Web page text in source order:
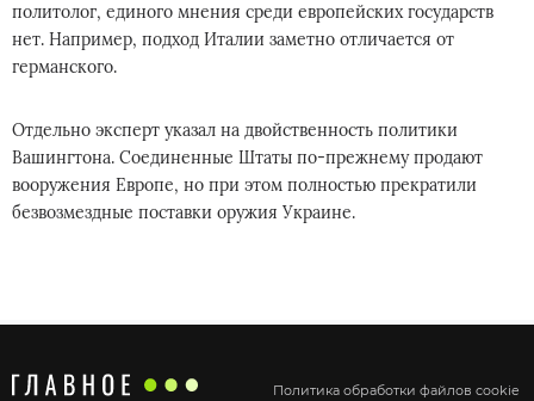
политолог, единого мнения среди европейских государств
нет. Например, подход Италии заметно отличается от
германского.
Отдельно эксперт указал на двойственность политики
Вашингтона. Соединенные Штаты по-прежнему продают
вооружения Европе, но при этом полностью прекратили
безвозмездные поставки оружия Украине.
Политика обработки файлов cookie